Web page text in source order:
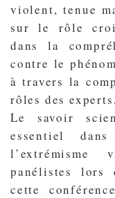
violent, tenue
sur le rôle
dans la
contre le
à travers la
rôles des
Le savoir
essentiel
panélistes lors
cette